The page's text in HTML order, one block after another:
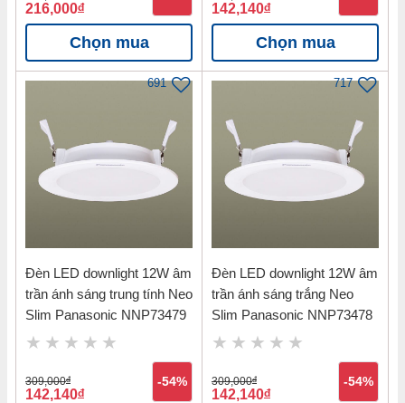
216,000đ
Chọn mua
142,140đ
Chọn mua
691
Đèn LED downlight 12W âm
trần ánh sáng trung tính Neo
Slim Panasonic NNP73479
309,000đ
142,140đ
-54%
717
Đèn LED downlight 12W âm
trần ánh sáng trắng Neo
Slim Panasonic NNP73478
309,000đ
142,140đ
-54%